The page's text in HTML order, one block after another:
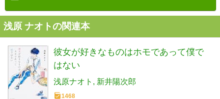
浅原 ナオトの関連本
彼女が好きなものはホモであって僕で
はない
浅原ナオト 新井陽次郎
1468